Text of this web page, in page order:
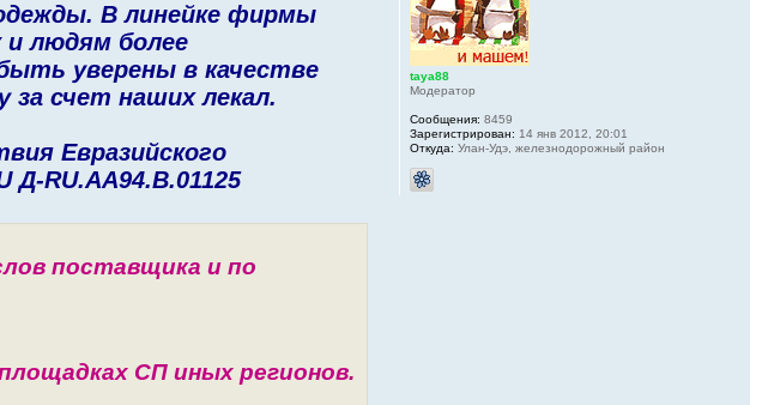
В линейке фирмы
и людям более
уверены в качестве
счет наших лекал.
Евразийского
RU.AA94.B.01125
поставщика и по
СП иных регионов.
taya88
Модератор
Сообщения: 8459
Зарегистрирован: 14 янв 2012, 20:01
Откуда: Улан-Удэ, железнодорожный район